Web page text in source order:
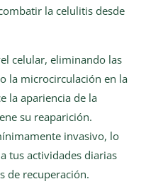
la celulitis desde
celular, eliminando las
la microcirculación en la
la apariencia de la
su reaparición.
invasivo, lo
tus actividades diarias
de recuperación.